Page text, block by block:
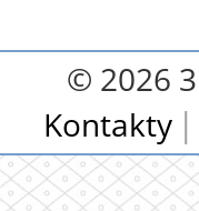
© 2026
Kontakty